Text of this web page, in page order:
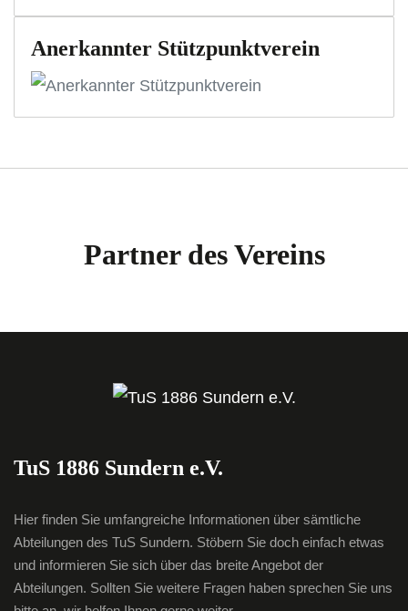
Anerkannter Stützpunktverein
Partner des Vereins
TuS 1886 Sundern e.V.
Hier finden Sie umfangreiche Informationen über sämtliche
Abteilungen des TuS Sundern. Stöbern Sie doch einfach etwas
und informieren Sie sich über das breite Angebot der
Abteilungen. Sollten Sie weitere Fragen haben sprechen Sie uns